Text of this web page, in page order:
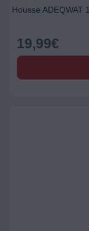
Housse ADEQWAT
19,99€